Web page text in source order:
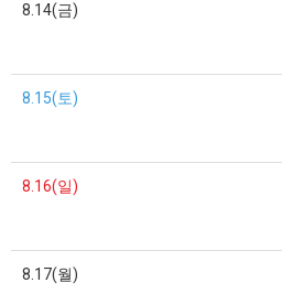
8.14(금)
8.15(토)
8.16(일)
8.17(월)